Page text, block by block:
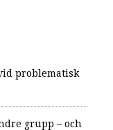
problematisk
grupp – och